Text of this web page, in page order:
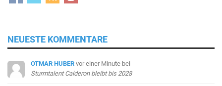
NEUESTE KOMMENTARE
OTMAR HUBER vor einer Minute bei
Sturmtalent Calderon bleibt bis 2028